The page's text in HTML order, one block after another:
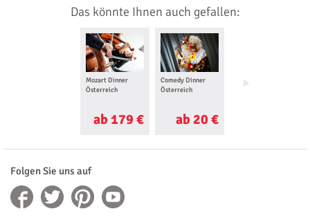
Das könnte Ihnen auch gefallen:
Mozart Dinner
Österreich
ab 179 €
Comedy Dinner
Österreich
ab 20 €
Käse & Wein
Folgen Sie uns auf